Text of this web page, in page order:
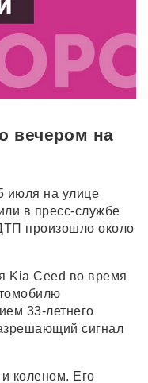
вечером на
июля на улице
в пресс-службе
произошло около
Kia Ceed во время
33-летнего
сигнал
коленом. Его